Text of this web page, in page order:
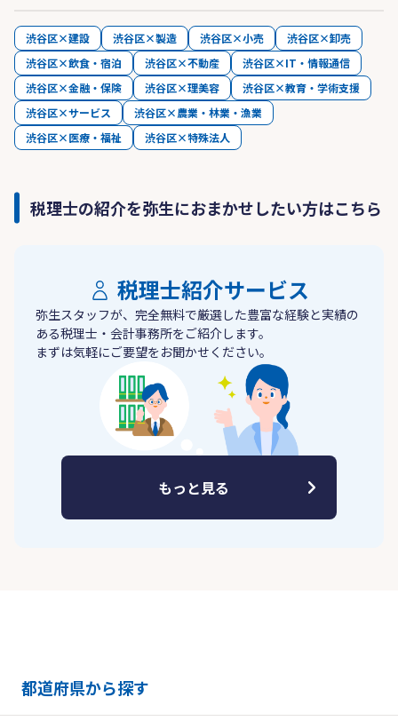
渋谷区×建設 渋谷区×製造 渋谷区×小売
渋谷区×卸売
渋谷区×飲食・宿泊
渋谷区×不動産
渋谷区×IT・情報通信
渋谷区×金融・保険
渋谷区×理美容
渋谷区×教育・学術支援
渋谷区×サービス
渋谷区×農業・林業・漁業
渋谷区×医療・福祉
渋谷区×特殊法人
税理士の紹介を弥生におまかせしたい方はこちら
税理士紹介サービス
弥生スタッフが、完全無料で厳選した豊富な経験と実績の
ある税理士・会計事務所をご紹介します。
まずは気軽にご要望をお聞かせください。
もっと見る
都道府県から探す